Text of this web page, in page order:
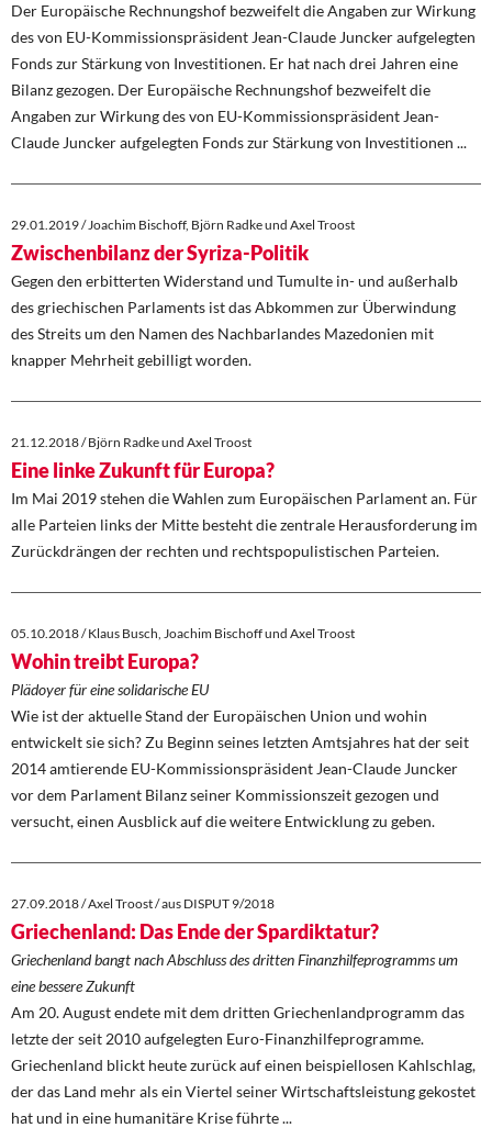
Der Europäische Rechnungshof bezweifelt die Angaben zur Wirkung
des von EU-Kommissionspräsident Jean-Claude Juncker aufgelegten
Fonds zur Stärkung von Investitionen. Er hat nach drei Jahren eine
Bilanz gezogen. Der Europäische Rechnungshof bezweifelt die
Angaben zur Wirkung des von EU-Kommissionspräsident Jean-
Claude Juncker aufgelegten Fonds zur Stärkung von Investitionen ...
29.01.2019 / Joachim Bischoff, Björn Radke und Axel Troost
Zwischenbilanz der Syriza-Politik
Gegen den erbitterten Widerstand und Tumulte in- und außerhalb
des griechischen Parlaments ist das Abkommen zur Überwindung
des Streits um den Namen des Nachbarlandes Mazedonien mit
knapper Mehrheit gebilligt worden.
21.12.2018 / Björn Radke und Axel Troost
Eine linke Zukunft für Europa?
Im Mai 2019 stehen die Wahlen zum Europäischen Parlament an. Für
alle Parteien links der Mitte besteht die zentrale Herausforderung im
Zurückdrängen der rechten und rechtspopulistischen Parteien.
05.10.2018 / Klaus Busch, Joachim Bischoff und Axel Troost
Wohin treibt Europa?
Plädoyer für eine solidarische EU
Wie ist der aktuelle Stand der Europäischen Union und wohin
entwickelt sie sich? Zu Beginn seines letzten Amtsjahres hat der seit
2014 amtierende EU-Kommissionspräsident Jean-Claude Juncker
vor dem Parlament Bilanz seiner Kommissionszeit gezogen und
versucht, einen Ausblick auf die weitere Entwicklung zu geben.
27.09.2018 / Axel Troost / aus DISPUT 9/2018
Griechenland: Das Ende der Spardiktatur?
Griechenland bangt nach Abschluss des dritten Finanzhilfeprogramms um
eine bessere Zukunft
Am 20. August endete mit dem dritten Griechenlandprogramm das
letzte der seit 2010 aufgelegten Euro-Finanzhilfeprogramme.
Griechenland blickt heute zurück auf einen beispiellosen Kahlschlag,
der das Land mehr als ein Viertel seiner Wirtschaftsleistung gekostet
hat und in eine humanitäre Krise führte ...